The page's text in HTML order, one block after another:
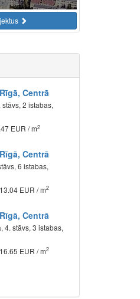
Centrā
2 istabas,
EUR / m2
Centrā
6 istabas,
13.04 EUR / m2
Centrā
4. stāvs, 3 istabas,
16.65 EUR / m2